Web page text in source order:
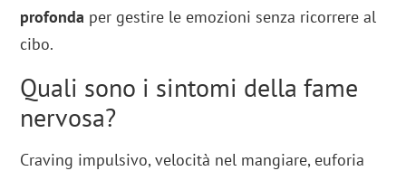
profonda per gestire le emozioni senza ricorrere al
cibo.
Quali sono i sintomi della fame
nervosa?
Craving impulsivo, velocità nel mangiare, euforia